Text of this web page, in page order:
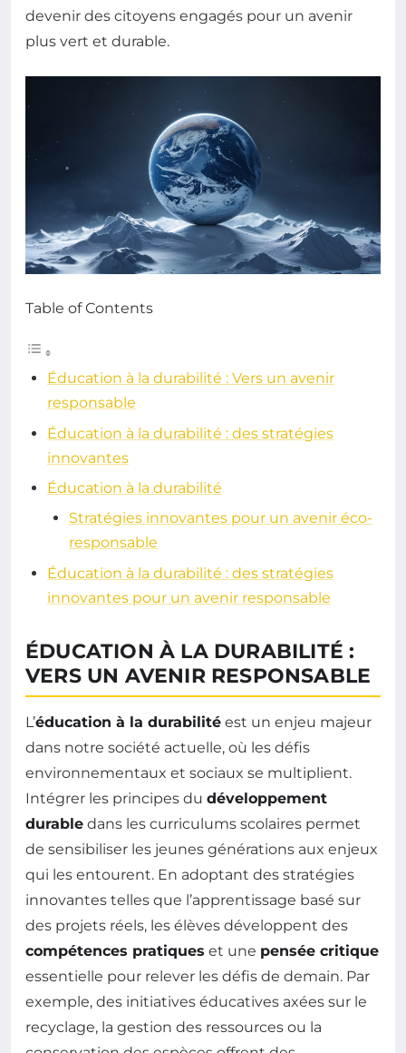
devenir des citoyens engagés pour un avenir
plus vert et durable.
Table of Contents
Éducation à la durabilité : Vers un avenir
responsable
Éducation à la durabilité : des stratégies
innovantes
Éducation à la durabilité
Stratégies innovantes pour un avenir éco-
responsable
Éducation à la durabilité : des stratégies
innovantes pour un avenir responsable
ÉDUCATION À LA DURABILITÉ :
VERS UN AVENIR RESPONSABLE
L’éducation à la durabilité est un enjeu majeur
dans notre société actuelle, où les défis
environnementaux et sociaux se multiplient.
Intégrer les principes du développement
durable dans les curriculums scolaires permet
de sensibiliser les jeunes générations aux enjeux
qui les entourent. En adoptant des stratégies
innovantes telles que l’apprentissage basé sur
des projets réels, les élèves développent des
compétences pratiques et une pensée critique
essentielle pour relever les défis de demain. Par
exemple, des initiatives éducatives axées sur le
recyclage, la gestion des ressources ou la